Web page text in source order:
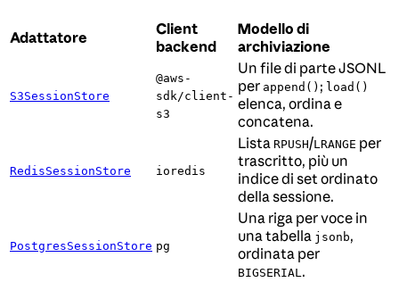
Adattatore
Client
backend
Modello di
archiviazione
S3SessionStore
@aws-
sdk/client-
s3
Un file di parte JSONL
per append() ; load()
elenca, ordina e
concatena.
RedisSessionStore ioredis
Lista RPUSH/LRANGE per
trascritto, più un
indice di set ordinato
della sessione.
PostgresSessionStore pg
Una riga per voce in
una tabella jsonb,
ordinata per
BIGSERIAL .